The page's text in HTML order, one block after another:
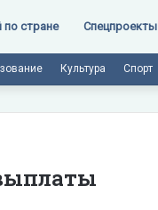
стране Спецпроекты
Культура Спорт